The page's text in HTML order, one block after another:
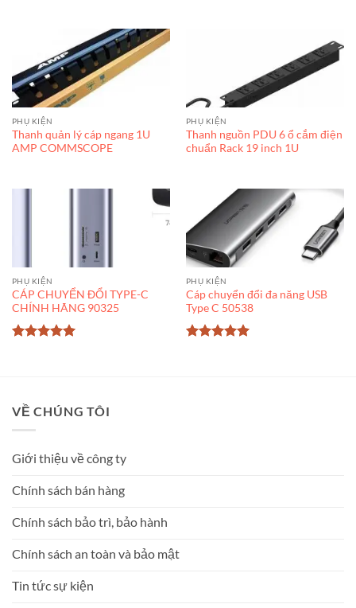
PHỤ KIỆN
Thanh quản lý cáp ngang 1U
AMP COMMSCOPE
PHỤ KIỆN
Thanh nguồn PDU 6 ổ cắm điện
chuẩn Rack 19 inch 1U
PHỤ KIỆN
CÁP CHUYỂN ĐỔI TYPE-C
CHÍNH HÃNG 90325
PHỤ KIỆN
Cáp chuyển đổi đa năng USB
Type C 50538
VỀ CHÚNG TÔI
Giới thiệu về công ty
Chính sách bán hàng
Chính sách bảo trì, bảo hành
Chính sách an toàn và bảo mật
Tin tức sự kiện